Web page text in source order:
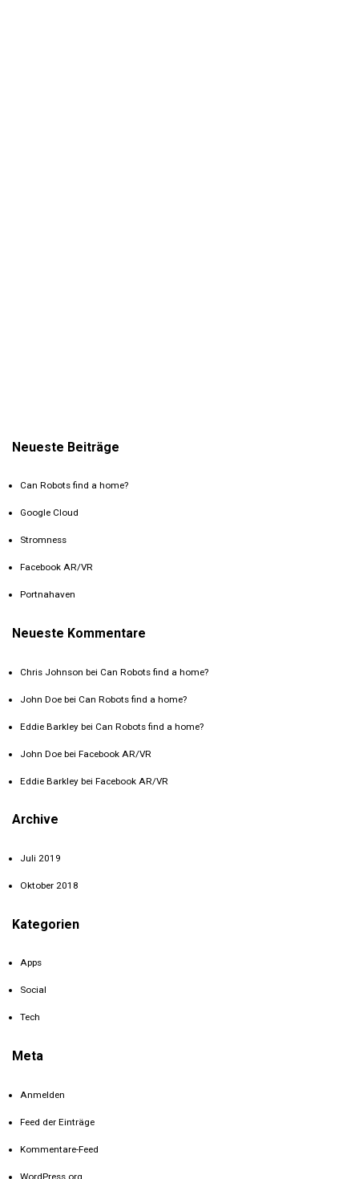
Neueste Beiträge
Can Robots find a home?
Google Cloud
Stromness
Facebook AR/VR
Portnahaven
Neueste Kommentare
Chris Johnson bei Can Robots find a home?
John Doe bei Can Robots find a home?
Eddie Barkley bei Can Robots find a home?
John Doe bei Facebook AR/VR
Eddie Barkley bei Facebook AR/VR
Archive
Juli 2019
Oktober 2018
Kategorien
Apps
Social
Tech
Meta
Anmelden
Feed der Einträge
Kommentare-Feed
WordPress.org